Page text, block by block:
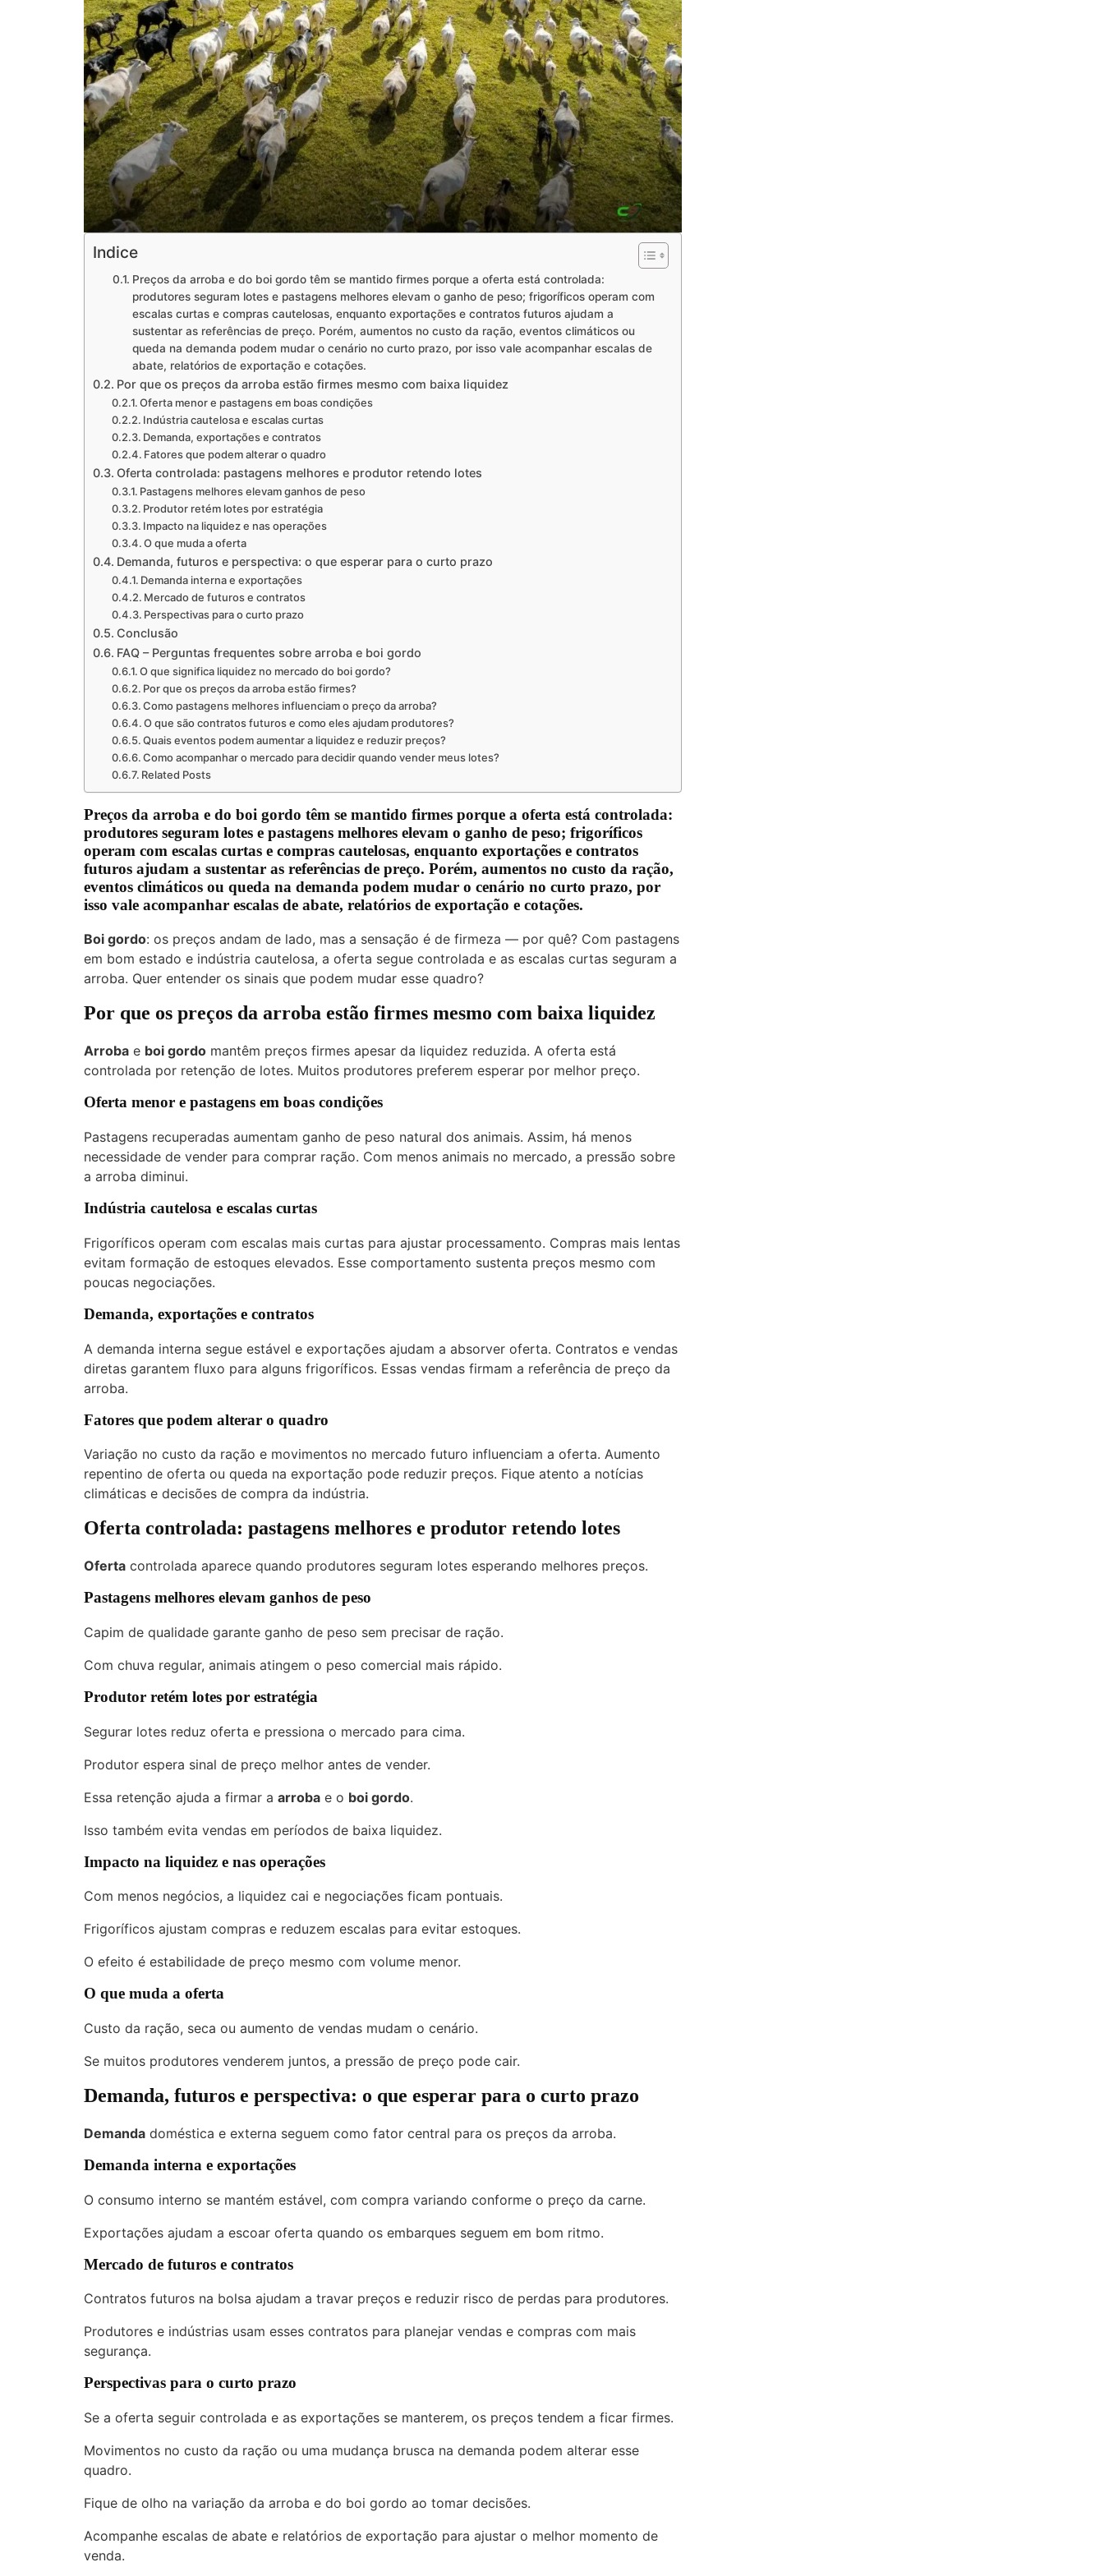
Indice
Preços da arroba e do boi gordo têm se mantido firmes porque a oferta está controlada:
produtores seguram lotes e pastagens melhores elevam o ganho de peso; frigoríficos operam com
escalas curtas e compras cautelosas, enquanto exportações e contratos futuros ajudam a
sustentar as referências de preço. Porém, aumentos no custo da ração, eventos climáticos ou
queda na demanda podem mudar o cenário no curto prazo, por isso vale acompanhar escalas de
abate, relatórios de exportação e cotações.
Por que os preços da arroba estão firmes mesmo com baixa liquidez
Oferta menor e pastagens em boas condições
Indústria cautelosa e escalas curtas
Demanda, exportações e contratos
Fatores que podem alterar o quadro
Oferta controlada: pastagens melhores e produtor retendo lotes
Pastagens melhores elevam ganhos de peso
Produtor retém lotes por estratégia
Impacto na liquidez e nas operações
O que muda a oferta
Demanda, futuros e perspectiva: o que esperar para o curto prazo
Demanda interna e exportações
Mercado de futuros e contratos
Perspectivas para o curto prazo
Conclusão
FAQ – Perguntas frequentes sobre arroba e boi gordo
O que significa liquidez no mercado do boi gordo?
Por que os preços da arroba estão firmes?
Como pastagens melhores influenciam o preço da arroba?
O que são contratos futuros e como eles ajudam produtores?
Quais eventos podem aumentar a liquidez e reduzir preços?
Como acompanhar o mercado para decidir quando vender meus lotes?
Related Posts
Preços da arroba e do boi gordo têm se mantido firmes porque a oferta está controlada:
produtores seguram lotes e pastagens melhores elevam o ganho de peso; frigoríficos
operam com escalas curtas e compras cautelosas, enquanto exportações e contratos
futuros ajudam a sustentar as referências de preço. Porém, aumentos no custo da ração,
eventos climáticos ou queda na demanda podem mudar o cenário no curto prazo, por
isso vale acompanhar escalas de abate, relatórios de exportação e cotações.
Boi gordo: os preços andam de lado, mas a sensação é de firmeza — por quê? Com pastagens
em bom estado e indústria cautelosa, a oferta segue controlada e as escalas curtas seguram a
arroba. Quer entender os sinais que podem mudar esse quadro?
Por que os preços da arroba estão firmes mesmo com baixa liquidez
Arroba e boi gordo mantêm preços firmes apesar da liquidez reduzida. A oferta está
controlada por retenção de lotes. Muitos produtores preferem esperar por melhor preço.
Oferta menor e pastagens em boas condições
Pastagens recuperadas aumentam ganho de peso natural dos animais. Assim, há menos
necessidade de vender para comprar ração. Com menos animais no mercado, a pressão sobre
a arroba diminui.
Indústria cautelosa e escalas curtas
Frigoríficos operam com escalas mais curtas para ajustar processamento. Compras mais lentas
evitam formação de estoques elevados. Esse comportamento sustenta preços mesmo com
poucas negociações.
Demanda, exportações e contratos
A demanda interna segue estável e exportações ajudam a absorver oferta. Contratos e vendas
diretas garantem fluxo para alguns frigoríficos. Essas vendas firmam a referência de preço da
arroba.
Fatores que podem alterar o quadro
Variação no custo da ração e movimentos no mercado futuro influenciam a oferta. Aumento
repentino de oferta ou queda na exportação pode reduzir preços. Fique atento a notícias
climáticas e decisões de compra da indústria.
Oferta controlada: pastagens melhores e produtor retendo lotes
Oferta controlada aparece quando produtores seguram lotes esperando melhores preços.
Pastagens melhores elevam ganhos de peso
Capim de qualidade garante ganho de peso sem precisar de ração.
Com chuva regular, animais atingem o peso comercial mais rápido.
Produtor retém lotes por estratégia
Segurar lotes reduz oferta e pressiona o mercado para cima.
Produtor espera sinal de preço melhor antes de vender.
Essa retenção ajuda a firmar a arroba e o boi gordo.
Isso também evita vendas em períodos de baixa liquidez.
Impacto na liquidez e nas operações
Com menos negócios, a liquidez cai e negociações ficam pontuais.
Frigoríficos ajustam compras e reduzem escalas para evitar estoques.
O efeito é estabilidade de preço mesmo com volume menor.
O que muda a oferta
Custo da ração, seca ou aumento de vendas mudam o cenário.
Se muitos produtores venderem juntos, a pressão de preço pode cair.
Demanda, futuros e perspectiva: o que esperar para o curto prazo
Demanda doméstica e externa seguem como fator central para os preços da arroba.
Demanda interna e exportações
O consumo interno se mantém estável, com compra variando conforme o preço da carne.
Exportações ajudam a escoar oferta quando os embarques seguem em bom ritmo.
Mercado de futuros e contratos
Contratos futuros na bolsa ajudam a travar preços e reduzir risco de perdas para produtores.
Produtores e indústrias usam esses contratos para planejar vendas e compras com mais
segurança.
Perspectivas para o curto prazo
Se a oferta seguir controlada e as exportações se manterem, os preços tendem a ficar firmes.
Movimentos no custo da ração ou uma mudança brusca na demanda podem alterar esse
quadro.
Fique de olho na variação da arroba e do boi gordo ao tomar decisões.
Acompanhe escalas de abate e relatórios de exportação para ajustar o melhor momento de
venda.